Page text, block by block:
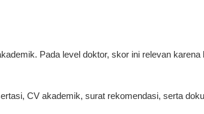
Pada level doktor, skor ini relevan
CV akademik, surat rekomendasi, serta